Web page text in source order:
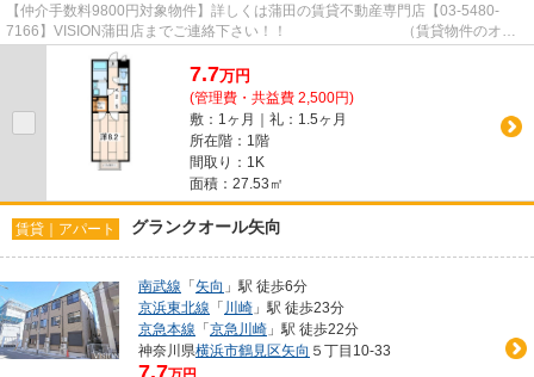
【仲介手数料9800円対象物件】詳しくは蒲田の賃貸不動産専門店【03-5480-
7166】VISION蒲田店までご連絡下さい！！ （賃貸物件のオス
スメポイント）フローリング 洗面所...
7.7万円
(管理費・共益費 2,500円)
敷：1ヶ月｜礼：1.5ヶ月
所在階：1階
間取り：1K
面積：27.53㎡
賃貸｜アパート グランクオール矢向
南武線 「矢向 」駅 徒歩6分
京浜東北線 「 川崎 」駅 徒歩23分
京急本線 「京急川崎 」駅 徒歩22分
神奈川県横浜市鶴見区矢向 ５丁目10-33
7.7